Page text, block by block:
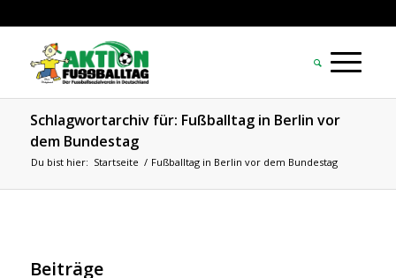
Schlagwortarchiv für: Fußballtag in Berlin vor
dem Bundestag
Du bist hier: Startseite / Fußballtag in Berlin vor dem Bundestag
Beiträge